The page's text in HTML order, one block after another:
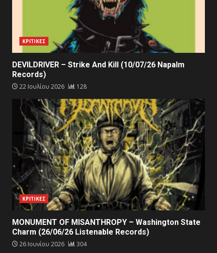
ΚΡΙΤΙΚΕΣ
DEVILDRIVER – Strike And Kill (10/07/26 Napalm
Records)
22 Ιουλίου 2026 128
ΚΡΙΤΙΚΕΣ
MONUMENT OF MISANTHROPY – Washington State
Charm (26/06/26 Listenable Records)
26 Ιουνίου 2026 304